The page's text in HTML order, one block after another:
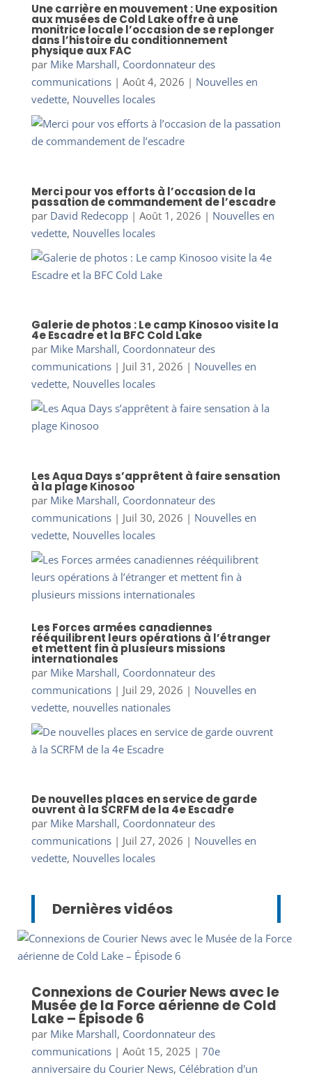
Une carrière en mouvement : Une exposition
aux musées de Cold Lake offre à une
monitrice locale l’occasion de se replonger
dans l’histoire du conditionnement
physique aux FAC
par Mike Marshall, Coordonnateur des
communications| Août 4, 2026 | Nouvelles en
vedette, Nouvelles locales
Merci pour vos efforts à l’occasion de la
passation de commandement de l’escadre
par David Redecopp| Août 1, 2026 | Nouvelles en
vedette, Nouvelles locales
Galerie de photos : Le camp Kinosoo visite la
4e Escadre et la BFC Cold Lake
par Mike Marshall, Coordonnateur des
communications| Juil 31, 2026 | Nouvelles en
vedette, Nouvelles locales
Les Aqua Days s’apprêtent à faire sensation
à la plage Kinosoo
par Mike Marshall, Coordonnateur des
communications| Juil 30, 2026 | Nouvelles en
vedette, Nouvelles locales
Les Forces armées canadiennes
rééquilibrent leurs opérations à l’étranger
et mettent fin à plusieurs missions
internationales
par Mike Marshall, Coordonnateur des
communications| Juil 29, 2026 | Nouvelles en
vedette, nouvelles nationales
De nouvelles places en service de garde
ouvrent à la SCRFM de la 4e Escadre
par Mike Marshall, Coordonnateur des
communications| Juil 27, 2026 | Nouvelles en
vedette, Nouvelles locales
Dernières vidéos
Connexions de Courier News avec le
Musée de la Force aérienne de Cold
Lake – Épisode 6
par Mike Marshall, Coordonnateur des
communications| Août 15, 2025 | 70e
anniversaire du Courier News, Célébration d'un